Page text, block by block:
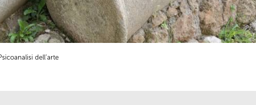
dell’arte